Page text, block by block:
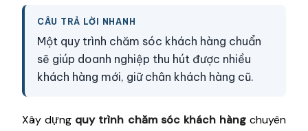
CÂU TRẢ LỜI NHANH
Một quy trình chăm sóc khách hàng chuẩn
sẽ giúp doanh nghiệp thu hút được nhiều
khách hàng mới, giữ chân khách hàng cũ.
Xây dựng quy trình chăm sóc khách hàngchuyên